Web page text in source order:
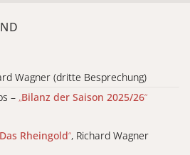
Wagner (dritte Besprechung)
– „Bilanz der Saison 2025/26“
Das Rheingold“, Richard Wagner